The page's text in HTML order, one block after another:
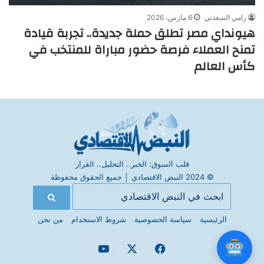
رامي السعدني 6 مارس، 2026
هيونداي مصر تطلق حملة جديدة.. تجربة قيادة
تمنح العملاء فرصة حضور مباراة للمنتخب في
كأس العالم
قلب السوق: الخبر.. التحليل.. القرار
© 2024 النبض الاقتصادي
جميع الحقوق محفوظة
الرئيسية سياسة الخصوصية شروط الاستخدام من نحن